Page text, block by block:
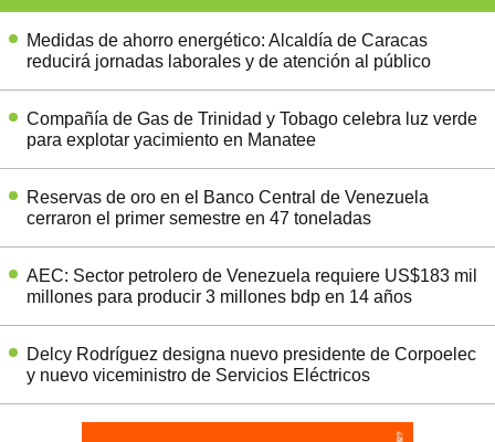
Medidas de ahorro energético: Alcaldía de Caracas
reducirá jornadas laborales y de atención al público
Compañía de Gas de Trinidad y Tobago celebra luz verde
para explotar yacimiento en Manatee
Reservas de oro en el Banco Central de Venezuela
cerraron el primer semestre en 47 toneladas
AEC: Sector petrolero de Venezuela requiere US$183 mil
millones para producir 3 millones bdp en 14 años
Delcy Rodríguez designa nuevo presidente de Corpoelec
y nuevo viceministro de Servicios Eléctricos